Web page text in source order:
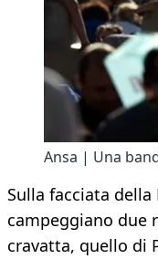
Ansa | Una
Sulla facciata
campeggiano due
cravatta, quello di